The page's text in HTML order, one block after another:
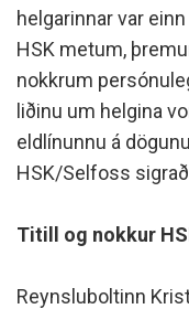
helgarinnar var
HSK metum,
nokkrum
liðinu um helgina
eldlínunnu á
HSK/Selfoss
Titill og nokkur
Reynsluboltinn